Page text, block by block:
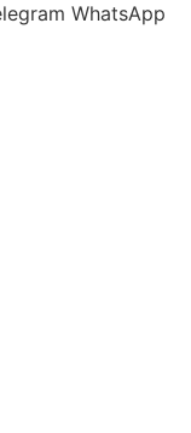
WhatsApp